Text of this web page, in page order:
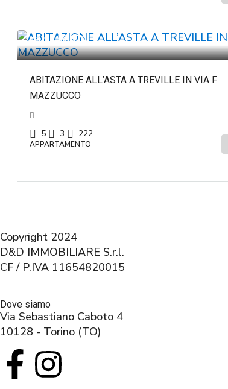
da€116.671
ABITAZIONE ALL’ASTA A TREVILLE IN VIA F.
MAZZUCCO
5 3 222
APPARTAMENTO
Copyright 2024
D&D IMMOBILIARE S.r.l.
CF / P.IVA 11654820015
Dove siamo
Via Sebastiano Caboto 4
10128 - Torino (TO)